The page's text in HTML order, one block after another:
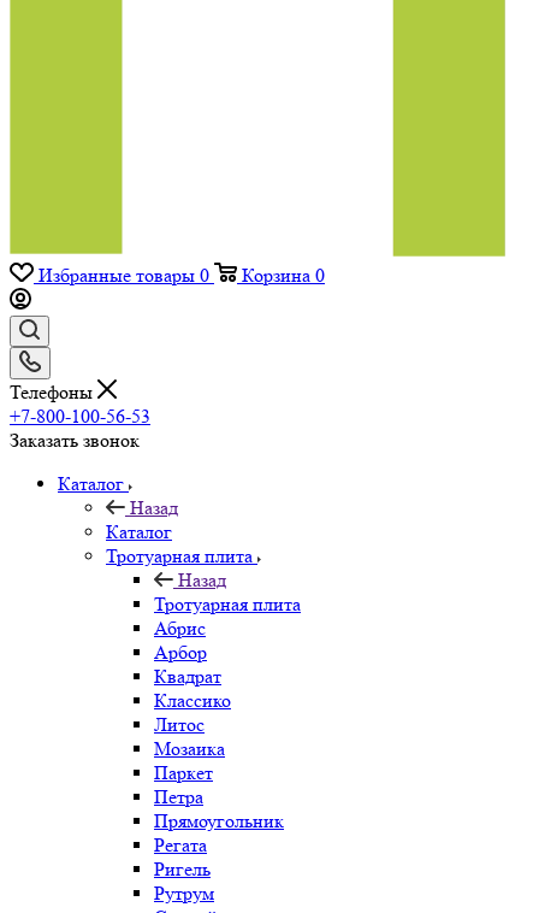
Избранные товары 0 Корзина 0
Телефоны
+7-800-100-56-53
Заказать звонок
Каталог
Назад
Каталог
Тротуарная плита
Назад
Тротуарная плита
Абрис
Арбор
Квадрат
Классико
Литос
Мозаика
Паркет
Петра
Прямоугольник
Регата
Ригель
Рутрум